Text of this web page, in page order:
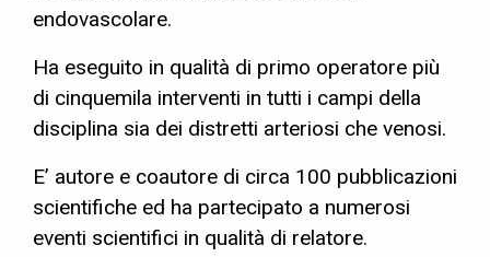
endovascolare.
Ha eseguito in qualità di primo operatore più
di cinquemila interventi in tutti i campi della
disciplina sia dei distretti arteriosi che venosi.
E’ autore e coautore di circa 100 pubblicazioni
scientifiche ed ha partecipato a numerosi
eventi scientifici in qualità di relatore.